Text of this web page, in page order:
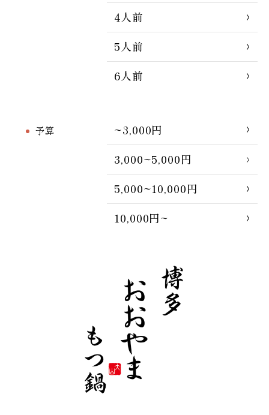
4人前
5人前
6人前
予算
~3,000円
3,000~5,000円
5,000~10,000円
10,000円~